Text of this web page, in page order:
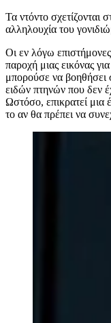
Τα ντόντο σχετίζονται
αλληλουχία του
Οι εν λόγω
παροχή μιας εικόνας
μπορούσε να βοηθήσει
ειδών πτηνών που δεν
Ωστόσο, επικρατεί μια
το αν θα πρέπει να